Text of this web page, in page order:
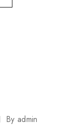
By admin